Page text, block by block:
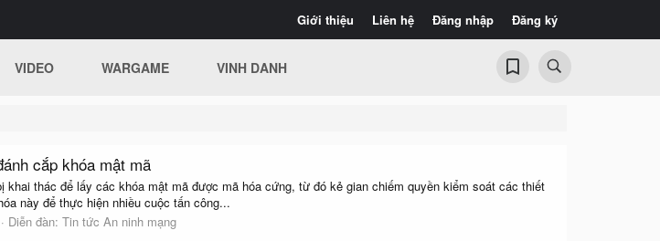
Giới thiệu Liên hệ Đăng nhập Đăng ký
VIDEO WARGAME VINH DANH
cắp khóa mật mã
thác để lấy các khóa mật mã được mã hóa cứng, từ đó kẻ gian chiếm quyền kiểm soát các thiết
này để thực hiện nhiều cuộc tấn công...
Diễn đàn: Tin tức An ninh mạng